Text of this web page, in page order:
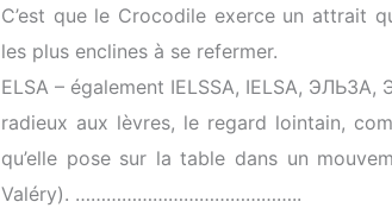
C’est que le Crocodile exerce un attrait
les plus enclines à se refermer.
ELSA – également IELSSA, IELSA,
radieux aux lèvres, le regard lointain,
qu’elle pose sur la table dans un
Valéry). ……………………………………..